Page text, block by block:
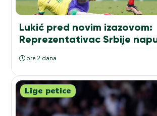
Lukić pred novim izazovom:
Reprezentativac Srbije
pre 2 dana
Lige petice